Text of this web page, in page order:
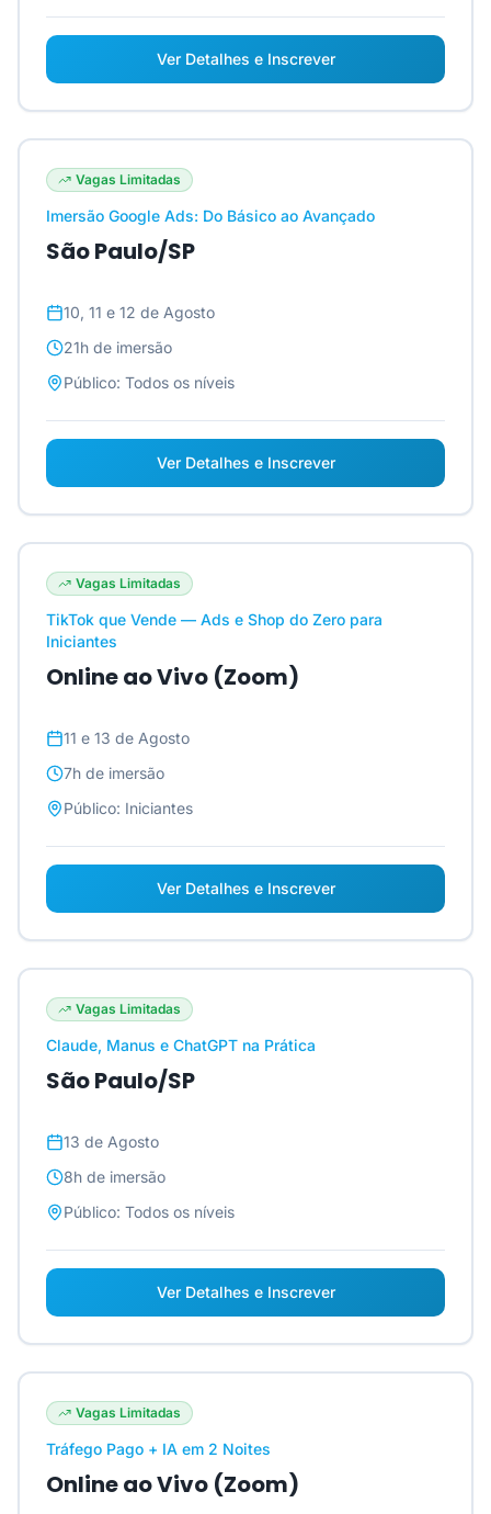
Ver Detalhes e Inscrever
Vagas Limitadas
Imersão Google Ads: Do Básico ao Avançado
São Paulo/SP
10, 11 e 12 de Agosto
21h de imersão
Público: Todos os níveis
Ver Detalhes e Inscrever
Vagas Limitadas
TikTok que Vende — Ads e Shop do Zero para
Iniciantes
Online ao Vivo (Zoom)
11 e 13 de Agosto
7h de imersão
Público: Iniciantes
Ver Detalhes e Inscrever
Vagas Limitadas
Claude, Manus e ChatGPT na Prática
São Paulo/SP
13 de Agosto
8h de imersão
Público: Todos os níveis
Ver Detalhes e Inscrever
Vagas Limitadas
Tráfego Pago + IA em 2 Noites
Online ao Vivo (Zoom)